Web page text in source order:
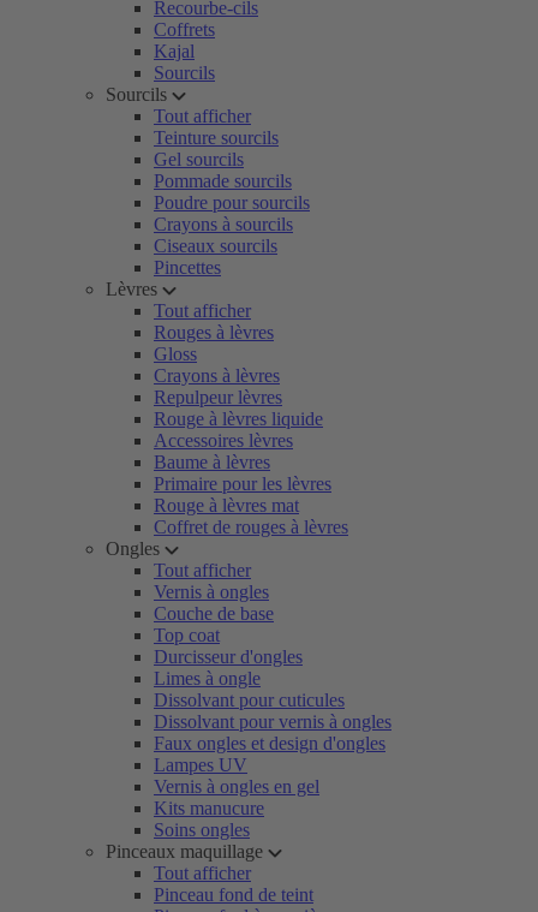
Recourbe-cils
Coffrets
Kajal
Sourcils
Sourcils
Tout afficher
Teinture sourcils
Gel sourcils
Pommade sourcils
Poudre pour sourcils
Crayons à sourcils
Ciseaux sourcils
Pincettes
Lèvres
Tout afficher
Rouges à lèvres
Gloss
Crayons à lèvres
Repulpeur lèvres
Rouge à lèvres liquide
Accessoires lèvres
Baume à lèvres
Primaire pour les lèvres
Rouge à lèvres mat
Coffret de rouges à lèvres
Ongles
Tout afficher
Vernis à ongles
Couche de base
Top coat
Durcisseur d'ongles
Limes à ongle
Dissolvant pour cuticules
Dissolvant pour vernis à ongles
Faux ongles et design d'ongles
Lampes UV
Vernis à ongles en gel
Kits manucure
Soins ongles
Pinceaux maquillage
Tout afficher
Pinceau fond de teint